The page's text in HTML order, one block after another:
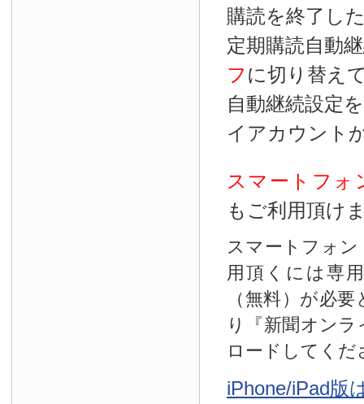
購読を終了し
定期購読自動
フ に切り替え
自動継続設定
イアカウント
スマートフォ
もご利用頂け
スマートフォ
用頂くには専
（無料）が必
り『新聞オン
ロードしてくだ
iPhone/iPad版